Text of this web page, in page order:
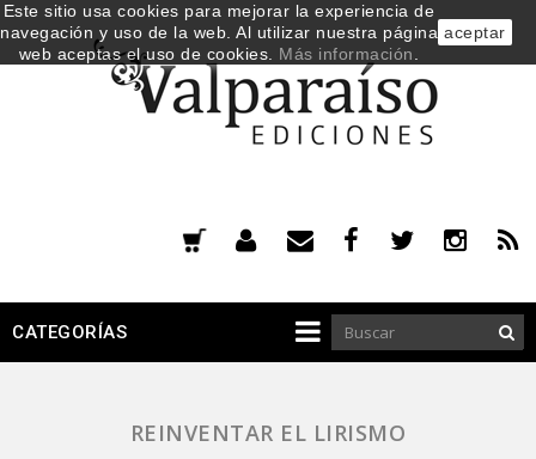
CATEGORÍAS
REINVENTAR EL LIRISMO
Este sitio usa cookies para mejorar la experiencia de
navegación y uso de la web. Al utilizar nuestra página
web aceptas el uso de cookies. Más información
aceptar